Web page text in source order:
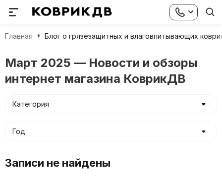
Главная Блог о грязезащитных и влаговпитывающих
Март 2025 — Новости и обзоры
интернет магазина КоврикДВ
Категория
Год
Записи не найдены